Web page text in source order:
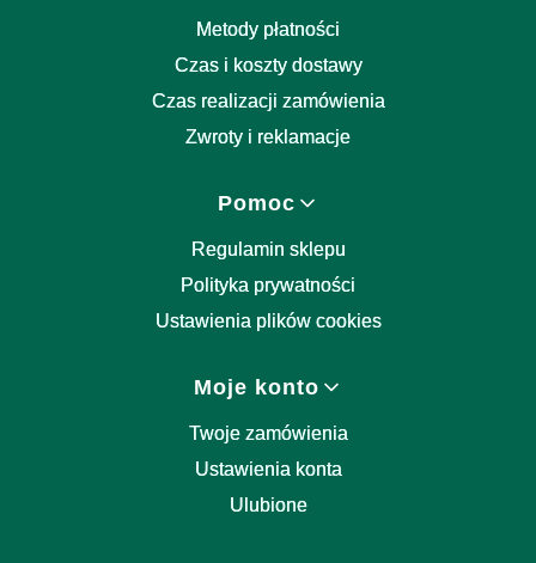
Metody płatności
Czas i koszty dostawy
Czas realizacji zamówienia
Zwroty i reklamacje
Pomoc
Regulamin sklepu
Polityka prywatności
Ustawienia plików cookies
Moje konto
Twoje zamówienia
Ustawienia konta
Ulubione